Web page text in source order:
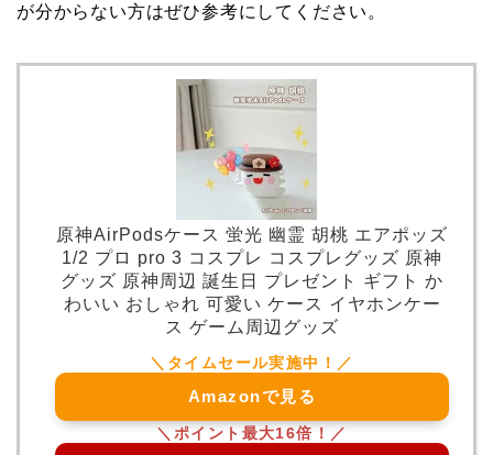
が分からない方はぜひ参考にしてください。
原神AirPodsケース 蛍光 幽霊 胡桃 エアポッズ
1/2 プロ pro 3 コスプレ コスプレグッズ 原神
グッズ 原神周辺 誕生日 プレゼント ギフト か
わいい おしゃれ 可愛い ケース イヤホンケー
ス ゲーム周辺グッズ
Amazonで見る